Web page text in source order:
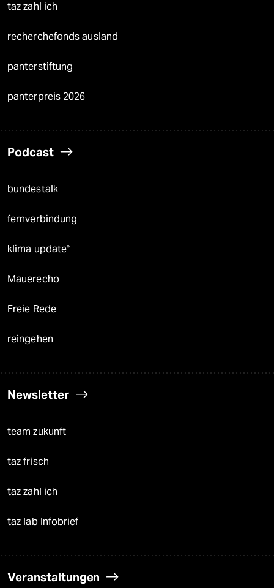
taz zahl ich
recherchefonds ausland
panterstiftung
panterpreis 2026
Podcast
bundestalk
fernverbindung
klima update°
Mauerecho
Freie Rede
reingehen
Newsletter
team zukunft
taz frisch
taz zahl ich
taz lab Infobrief
Veranstaltungen